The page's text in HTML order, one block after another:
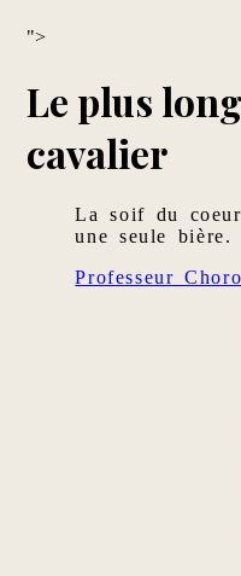
">
Le plus
cavalier
La soif du
une seule bière.
Professeur